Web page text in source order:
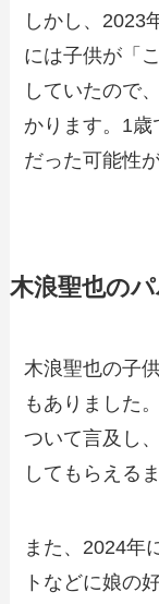
しかし、2023
には子供が「
していたので
かります。1
だった可能性
木浪聖也の
木浪聖也の子
もありました
ついて言及し
してもらえる
また、2024年
トなどに娘の